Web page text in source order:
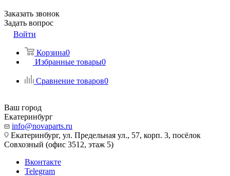
Заказать звонок
Задать вопрос
Войти
Корзина0
Избранные товары0
Сравнение товаров0
Ваш город
Екатеринбург
info@novaparts.ru
Екатеринбург, ул. Предельная ул., 57, корп. 3, посёлок
Совхозный (офис 3512, этаж 5)
Вконтакте
Telegram